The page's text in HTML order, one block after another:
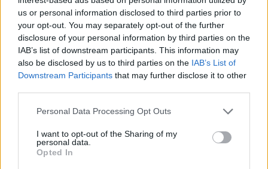
us or personal information disclosed to third parties prior to
your opt-out. You may separately opt-out of the further
disclosure of your personal information by third parties on the
IAB’s list of downstream participants. This information may
also be disclosed by us to third parties on the IAB’s List of
Downstream Participants that may further disclose it to other
Personal Data Processing Opt Outs
I want to opt-out of the Sharing of my
personal data.
Opted In